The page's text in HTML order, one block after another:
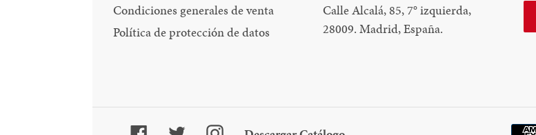
Condiciones generales de venta
Política de protección de datos
Calle Alcalá, 85, 7°izquierda,
28009. Madrid, España.
Facebook TwitterInstagram